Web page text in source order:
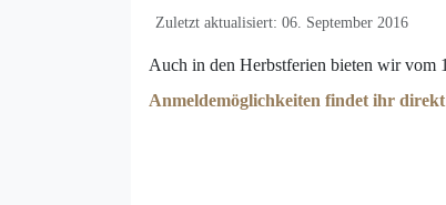
Zuletzt aktualisiert: 06. September 2016
Auch in den Herbstferien bieten wir vom
Anmeldemöglichkeiten findet ihr